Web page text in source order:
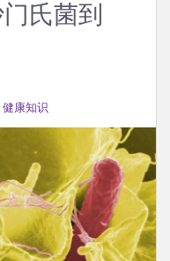
氏菌到
健康知识